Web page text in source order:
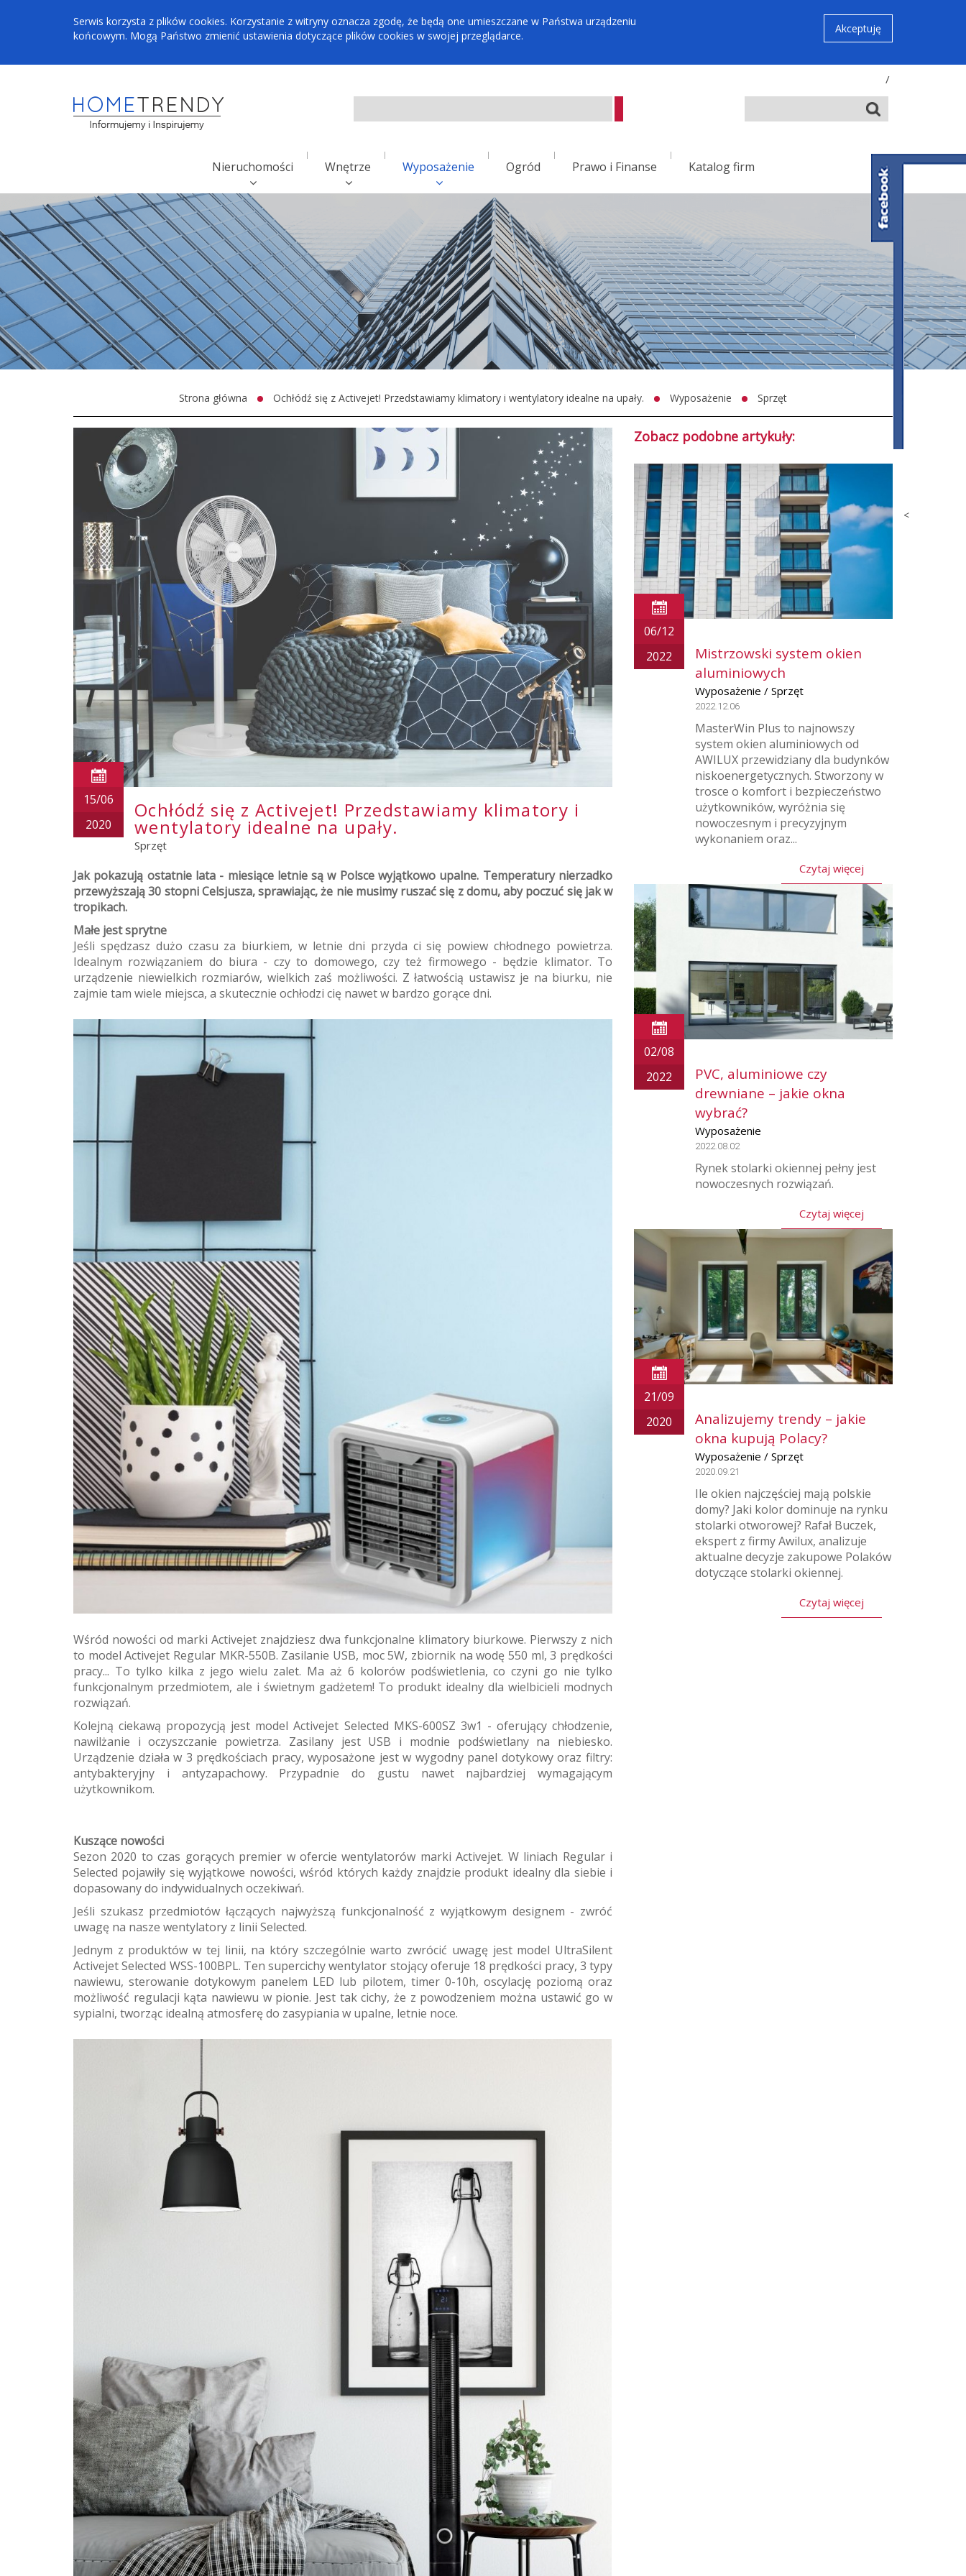
<
Serwis korzysta z plików cookies. Korzystanie z witryny oznacza zgodę, że będą one umieszczane w Państwa urządzeniu
końcowym. Mogą Państwo zmienić ustawienia dotyczące plików cookies w swojej przeglądarce.
Akceptuję
/
Nieruchomości Wnętrze Wyposażenie Ogród Prawo i Finanse Katalog firm
Strona główna Ochłódź się z Activejet! Przedstawiamy klimatory i wentylatory idealne na upały. Wyposażenie Sprzęt
15/06
2020
Ochłódź się z Activejet! Przedstawiamy klimatory i
wentylatory idealne na upały.
Sprzęt
Jak pokazują ostatnie lata - miesiące letnie są w Polsce wyjątkowo upalne. Temperatury nierzadko
przewyższają 30 stopni Celsjusza, sprawiając, że nie musimy ruszać się z domu, aby poczuć się jak w
tropikach.
Małe jest sprytne
Jeśli spędzasz dużo czasu za biurkiem, w letnie dni przyda ci się powiew chłodnego powietrza.
Idealnym rozwiązaniem do biura - czy to domowego, czy też firmowego - będzie klimator. To
urządzenie niewielkich rozmiarów, wielkich zaś możliwości. Z łatwością ustawisz je na biurku, nie
zajmie tam wiele miejsca, a skutecznie ochłodzi cię nawet w bardzo gorące dni.
Wśród nowości od marki Activejet znajdziesz dwa funkcjonalne klimatory biurkowe. Pierwszy z nich
to model Activejet Regular MKR-550B. Zasilanie USB, moc 5W, zbiornik na wodę 550 ml, 3 prędkości
pracy... To tylko kilka z jego wielu zalet. Ma aż 6 kolorów podświetlenia, co czyni go nie tylko
funkcjonalnym przedmiotem, ale i świetnym gadżetem! To produkt idealny dla wielbicieli modnych
rozwiązań.
Kolejną ciekawą propozycją jest model Activejet Selected MKS-600SZ 3w1 - oferujący chłodzenie,
nawilżanie i oczyszczanie powietrza. Zasilany jest USB i modnie podświetlany na niebiesko.
Urządzenie działa w 3 prędkościach pracy, wyposażone jest w wygodny panel dotykowy oraz filtry:
antybakteryjny i antyzapachowy. Przypadnie do gustu nawet najbardziej wymagającym
użytkownikom.
Kuszące nowości
Sezon 2020 to czas gorących premier w ofercie wentylatorów marki Activejet. W liniach Regular i
Selected pojawiły się wyjątkowe nowości, wśród których każdy znajdzie produkt idealny dla siebie i
dopasowany do indywidualnych oczekiwań.
Jeśli szukasz przedmiotów łączących najwyższą funkcjonalność z wyjątkowym designem - zwróć
uwagę na nasze wentylatory z linii Selected.
Jednym z produktów w tej linii, na który szczególnie warto zwrócić uwagę jest model UltraSilent
Activejet Selected WSS-100BPL. Ten supercichy wentylator stojący oferuje 18 prędkości pracy, 3 typy
nawiewu, sterowanie dotykowym panelem LED lub pilotem, timer 0-10h, oscylację poziomą oraz
możliwość regulacji kąta nawiewu w pionie. Jest tak cichy, że z powodzeniem można ustawić go w
sypialni, tworząc idealną atmosferę do zasypiania w upalne, letnie noce.
Zobacz podobne artykuły:
06/12
2022
Mistrzowski system okien
aluminiowych
Wyposażenie / Sprzęt
2022.12.06
MasterWin Plus to najnowszy
system okien aluminiowych od
AWILUX przewidziany dla budynków
niskoenergetycznych. Stworzony w
trosce o komfort i bezpieczeństwo
użytkowników, wyróżnia się
nowoczesnym i precyzyjnym
wykonaniem oraz...
Czytaj więcej
02/08
2022
PVC, aluminiowe czy
drewniane – jakie okna
wybrać?
Wyposażenie
2022.08.02
Rynek stolarki okiennej pełny jest
nowoczesnych rozwiązań.
Czytaj więcej
21/09
2020
Analizujemy trendy – jakie
okna kupują Polacy?
Wyposażenie / Sprzęt
2020.09.21
Ile okien najczęściej mają polskie
domy? Jaki kolor dominuje na rynku
stolarki otworowej? Rafał Buczek,
ekspert z firmy Awilux, analizuje
aktualne decyzje zakupowe Polaków
dotyczące stolarki okiennej.
Czytaj więcej